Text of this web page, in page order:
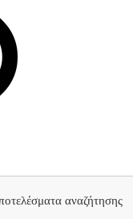
αναζήτησης